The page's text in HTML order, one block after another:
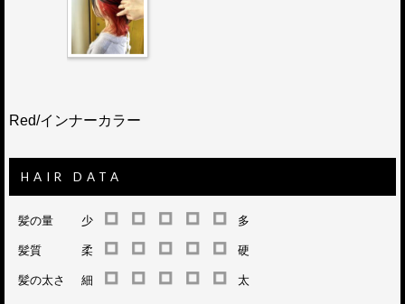
Red/インナーカラー
HAIR DATA
髪の量 少 多
髪質 柔 硬
髪の太さ 細 太